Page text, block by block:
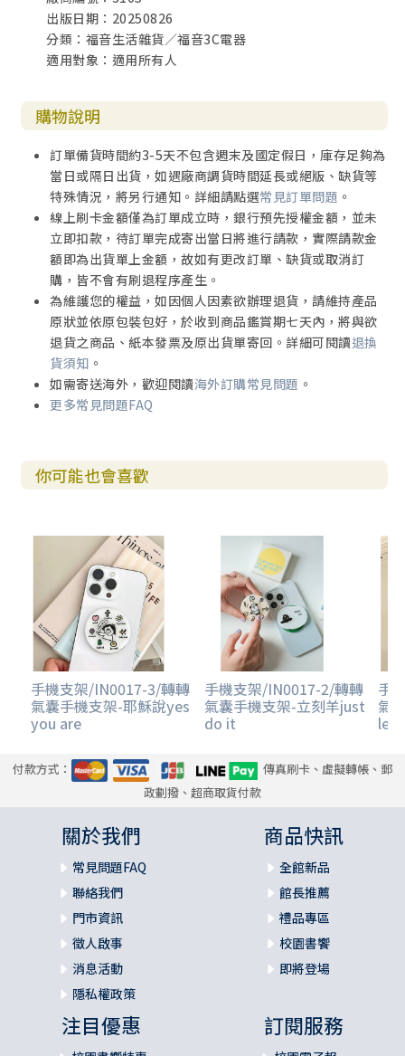
出版日期：20250826
分類：福音生活雜貨／福音3C電器
適用對象：適用所有人
購物說明
訂單備貨時間約3-5天不包含週末及國定假日，庫存足夠為
當日或隔日出貨，如遇廠商調貨時間延長或絕版、缺貨等
特殊情況，將另行通知。詳細請點選常見訂單問題 。
線上刷卡金額僅為訂單成立時，銀行預先授權金額，並未
立即扣款，待訂單完成寄出當日將進行請款，實際請款金
額即為出貨單上金額，故如有更改訂單、缺貨或取消訂
購，皆不會有刷退程序產生。
為維護您的權益，如因個人因素欲辦理退貨，請維持產品
原狀並依原包裝包好，於收到商品鑑賞期七天內，將與欲
退貨之商品、紙本發票及原出貨單寄回。詳細可閱讀退換
貨須知 。
如需寄送海外，歡迎閱讀海外訂購常見問題 。
更多常見問題FAQ
你可能也會喜歡
手機支架/IN0017-3/轉轉
氣囊手機支架-耶穌說yes
you are
手機支架/IN0017-2/轉轉
氣囊手機支架-立刻羊just
do it
手
氣
付款方式：
傳真刷卡、虛擬轉帳、郵
政劃撥、超商取貨付款
關於我們
常見問題FAQ
聯絡我們
門市資訊
徵人啟事
消息活動
隱私權政策
商品快訊
全館新品
館長推薦
禮品專區
校園書饗
即將登場
注目優惠 訂閱服務